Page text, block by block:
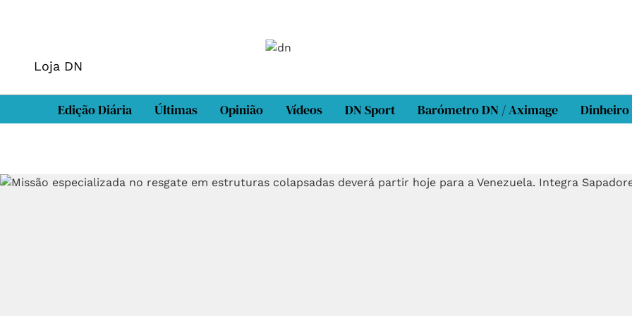
Loja DN
Edição Diária Últimas Opinião Vídeos DN Sport Barómetro DN / Aximage Dinheiro